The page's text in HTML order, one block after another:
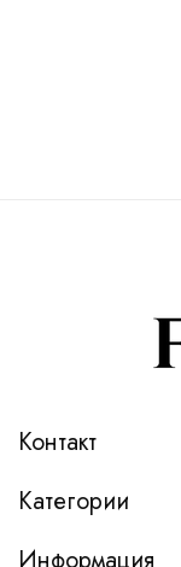
Контакт
Категории